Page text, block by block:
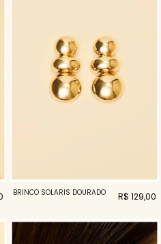
BRINCO SOLARIS DOURADO R$ 129,00